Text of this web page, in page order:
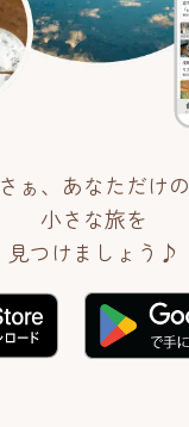
さぁ、あなただけの
小さな旅を
見つけましょう♪